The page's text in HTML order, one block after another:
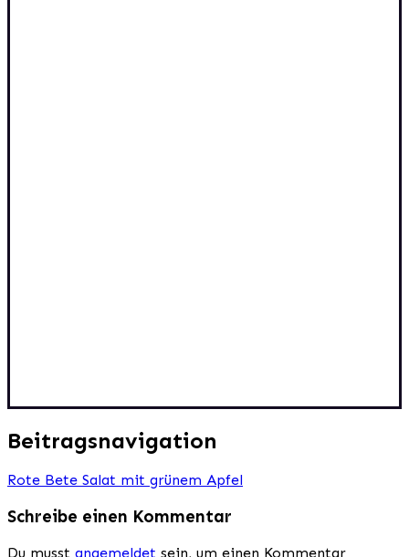
Beitragsnavigation
Rote Bete Salat mit grünem Apfel
Schreibe einen Kommentar
Du musst angemeldet sein, um einen Kommentar